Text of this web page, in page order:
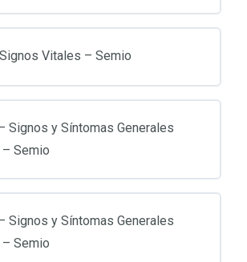
Vitales – Semio
Signos y Síntomas Generales
Semio
Signos y Síntomas Generales
Semio